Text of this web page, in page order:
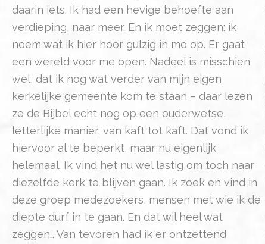
daarin iets. Ik had een hevige behoefte aan
verdieping, naar meer. En ik moet zeggen: ik
neem wat ik hier hoor gulzig in me op. Er gaat
een wereld voor me open. Nadeel is misschien
wel, dat ik nog wat verder van mijn eigen
kerkelijke gemeente kom te staan – daar lezen
ze de Bijbel echt nog op een ouderwetse,
letterlijke manier, van kaft tot kaft. Dat vond ik
hiervoor al te beperkt, maar nu eigenlijk
helemaal. Ik vind het nu wel lastig om toch naar
diezelfde kerk te blijven gaan. Ik zoek en vind in
deze groep medezoekers, mensen met wie ik de
diepte durf in te gaan. En dat wil heel wat
zeggen… Van tevoren had ik er ontzettend